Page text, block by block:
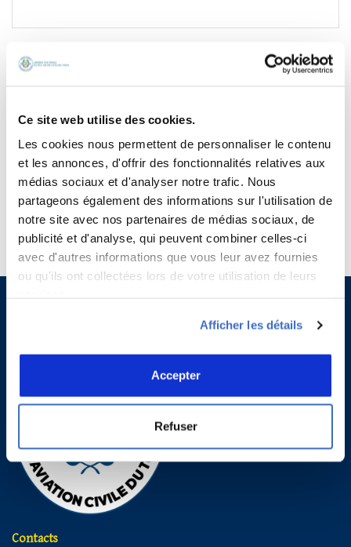
Ce site web utilise des cookies.
Les cookies nous permettent de personnaliser le contenu
et les annonces, d'offrir des fonctionnalités relatives aux
médias sociaux et d'analyser notre trafic. Nous
partageons également des informations sur l'utilisation de
notre site avec nos partenaires de médias sociaux, de
publicité et d'analyse, qui peuvent combiner celles-ci
avec d'autres informations que vous leur avez fournies
ou qu'ils ont collectées lors de votre utilisation de leurs
Afficher les détails
Accepter
Refuser
5 − deux =
Saisissez votre réponse en chiffres
17 + 12 =
Contacts